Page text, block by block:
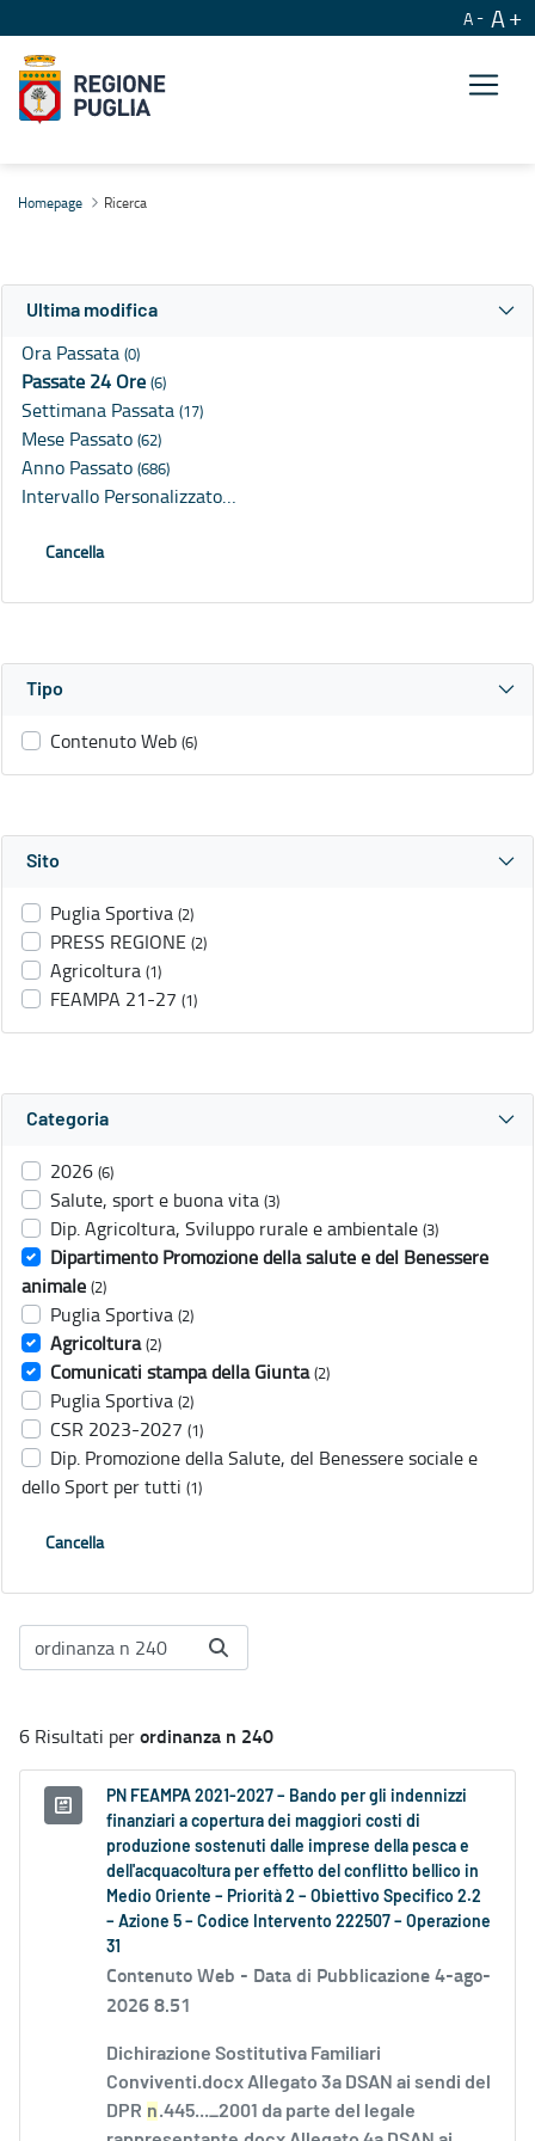
A A
Homepage Ricerca
Ultima modifica
Ora Passata (0)
Passate 24 Ore (6)
Settimana Passata (17)
Mese Passato (62)
Anno Passato (686)
Intervallo Personalizzato…
Cancella
Tipo
Contenuto Web (6)
Sito
Puglia Sportiva (2)
PRESS REGIONE (2)
Agricoltura (1)
FEAMPA 21-27 (1)
Categoria
2026 (6)
Salute, sport e buona vita (3)
Dip. Agricoltura, Sviluppo rurale e ambientale (3)
Dipartimento Promozione della salute e del Benessere
animale (2)
Puglia Sportiva (2)
Agricoltura (2)
Comunicati stampa della Giunta (2)
Puglia Sportiva (2)
CSR 2023-2027 (1)
Dip. Promozione della Salute, del Benessere sociale e
dello Sport per tutti (1)
Cancella
6 Risultati perordinanza n 240
PN FEAMPA 2021-2027 – Bando per gli indennizzi
finanziari a copertura dei maggiori costi di
produzione sostenuti dalle imprese della pesca e
dell'acquacoltura per effetto del conflitto bellico in
Medio Oriente – Priorità 2 – Obiettivo Specifico 2.2
– Azione 5 – Codice Intervento 222507 – Operazione
31
Contenuto Web - Data di Pubblicazione 4-ago-
2026 8.51
Dichirazione Sostitutiva Familiari
Conviventi.docx Allegato 3a DSAN ai sendi del
DPR n.445..._2001 da parte del legale